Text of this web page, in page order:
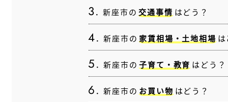
新座市の 交通事情 はどう？
新座市の 家賃相場・土地相場
新座市の 子育て・教育 はどう？
新座市の お買い物 はどう？